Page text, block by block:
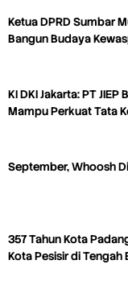
Ketua DPRD Sumbar
Bangun Budaya
KI DKI Jakarta: PT
Mampu Perkuat Tata
September, Whoosh
357 Tahun Kota
Kota Pesisir di Tengah